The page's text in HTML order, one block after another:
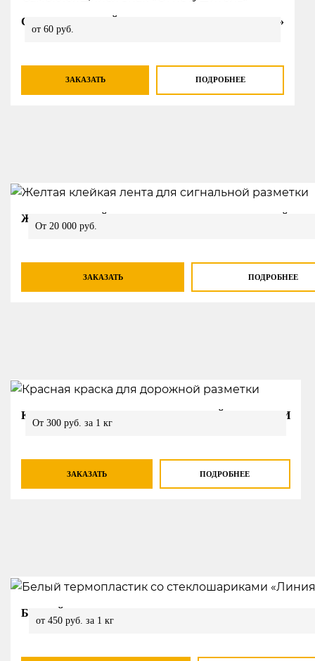
САМОКЛЕЯЩИЙСЯ ЗНАК «ОГНЕТУШИТЕЛЬ»
от 60 руб.
ЗАКАЗАТЬ ПОДРОБНЕЕ
ЖЕЛТАЯ КЛЕЙКАЯ ЛЕНТА ДЛЯ СИГНАЛЬНОЙ
От 20 000 руб.
ЗАКАЗАТЬ ПОДРОБНЕЕ
КРАСНАЯ КРАСКА ДЛЯ ДОРОЖНОЙ РАЗМЕТКИ
От 300 руб. за 1 кг
ЗАКАЗАТЬ ПОДРОБНЕЕ
БЕЛЫЙ ТЕРМОПЛАСТИК СО СТЕКЛОШАРИКАМИ
от 450 руб. за 1 кг